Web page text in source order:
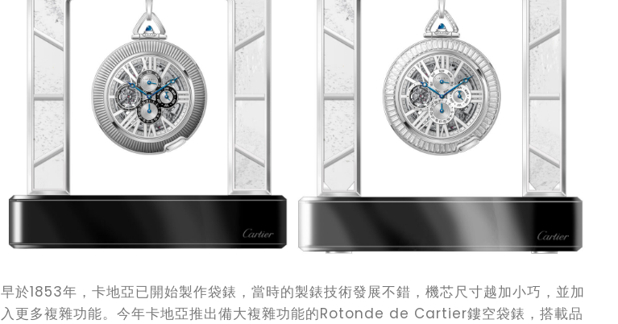
早於1853年，卡地亞已開始製作袋錶，當時的製錶技術發展不錯，機芯尺寸越加小巧，並加
入更多複雜功能。今年卡地亞推出備大複雜功能的Rotonde de Cartier鏤空袋錶，搭載品